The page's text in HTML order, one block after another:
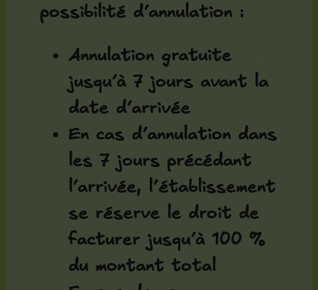
possibilité d’annulation :
Annulation gratuite
jusqu’à 7 jours avant la
date d’arrivée
En cas d’annulation dans
les 7 jours précédant
l’arrivée, l’établissement
se réserve le droit de
facturer jusqu’à 100 %
du montant total